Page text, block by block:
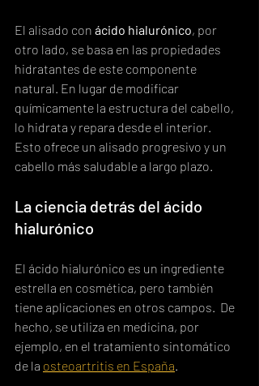
El alisado con ácido hialurónico, por
otro lado, se basa en las propiedades
hidratantes de este componente
natural. En lugar de modificar
químicamente la estructura del cabello,
lo hidrata y repara desde el interior.
Esto ofrece un alisado progresivo y un
cabello más saludable a largo plazo.
La ciencia detrás del ácido
hialurónico
El ácido hialurónico es un ingrediente
estrella en cosmética, pero también
tiene aplicaciones en otros campos.  De
hecho, se utiliza en medicina, por
ejemplo, en el tratamiento sintomático
de la osteoartritis en España.